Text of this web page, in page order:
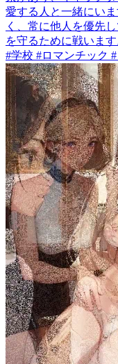
愛する人と一緒にい
く、常に他人を優先
を守るために戦います
#学校 #ロマンチック